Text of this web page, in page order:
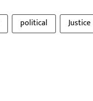
political Justice